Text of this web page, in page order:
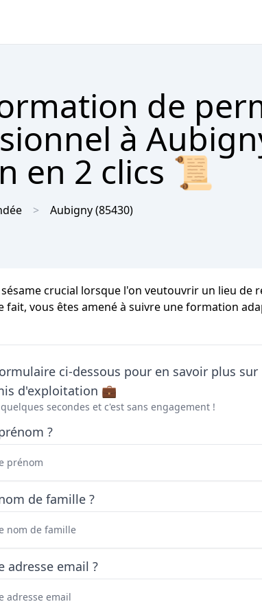
de
à
en 2 clics 📜
Aubigny(85430)
crucial lorsque l'on veutouvrir un lieu
fait, vous êtes amené à suivre une formation
ci-dessous pour en savoir plus sur
d'exploitation 💼
secondes et c'est sans engagement !
?
de famille ?
adresse email ?